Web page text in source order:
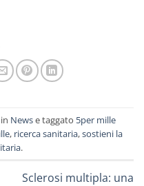
Newse taggato 5per mille
, ricerca sanitaria,sostieni la
.
Sclerosi multipla: una